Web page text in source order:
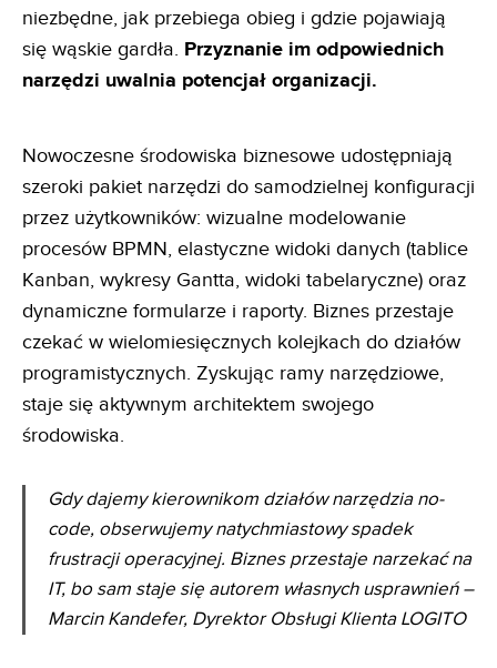
niezbędne, jak przebiega obieg i gdzie pojawiają
się wąskie gardła. Przyznanie im odpowiednich
narzędzi uwalnia potencjał organizacji.
Nowoczesne środowiska biznesowe udostępniają
szeroki pakiet narzędzi do samodzielnej konfiguracji
przez użytkowników: wizualne modelowanie
procesów BPMN, elastyczne widoki danych (tablice
Kanban, wykresy Gantta, widoki tabelaryczne) oraz
dynamiczne formularze i raporty. Biznes przestaje
czekać w wielomiesięcznych kolejkach do działów
programistycznych. Zyskując ramy narzędziowe,
staje się aktywnym architektem swojego
środowiska.
Gdy dajemy kierownikom działów narzędzia no-
code, obserwujemy natychmiastowy spadek
frustracji operacyjnej. Biznes przestaje narzekać na
IT, bo sam staje się autorem własnych usprawnień–
Marcin Kandefer, Dyrektor Obsługi Klienta LOGITO